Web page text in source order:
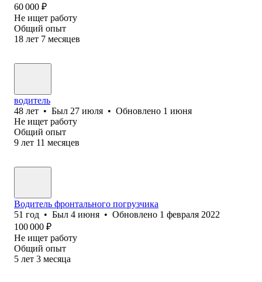
60 000 ₽
Не ищет работу
Общий опыт
18 лет 7 месяцев
водитель
48 лет • Был 27 июля • Обновлено 1 июня
Не ищет работу
Общий опыт
9 лет 11 месяцев
Водитель фронтального погрузчика
51 год • Был 4 июня • Обновлено 1 февраля 2022
100 000 ₽
Не ищет работу
Общий опыт
5 лет 3 месяца